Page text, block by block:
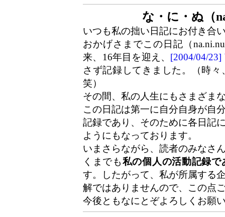
な・に・ぬ（
いつも私の拙い日記にお付き合
おかげさまでこの日記（
来、16年目を迎え、 [2004/04/23]
さず記録してきました。（時
笑）
その間、私の人生にもさまざま
この日記は第一に自分自身が自
記録であり、そのために各日記
ようにもなっております。
いまさらながら、読者のみなさ
くまでも私の個人の活動記録で
す。したがって、私が所属する
解ではありませんので、この点
今後ともなにとぞよろしくお願